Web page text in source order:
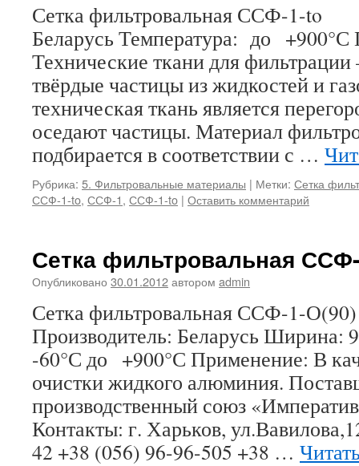
Сетка фильтровальная ССФ-1-to
Беларусь Температура: до +900°С
Технические ткани для
твёрдые частицы из жидкостей и
техническая ткань является
оседают частицы. Материал
подбирается в соответствии с …
Рубрика: 5. Фильтровальные материалы | Метки: Сетка
ССФ-1-to, ССФ-1, ССФ-1-to | Оставить комментарий
Сетка фильтровальная
Опубликовано 30.01.2012автором admin
Сетка фильтровальная ССФ-1-
Производитель: Беларусь Ширина:
-60°С до +900°С Применение: В
очистки жидкого алюминия.
производственный союз
Контакты: г. Харьков,
42 +38 (056) 96-96-505 +38 …